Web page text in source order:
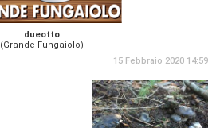
dueotto
(Grande Fungaiolo)
15 Febbraio 2020 14:59